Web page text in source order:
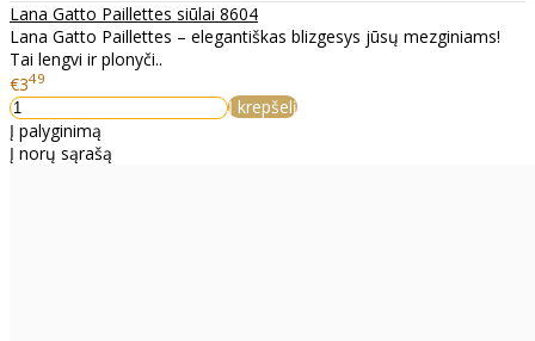
Lana Gatto Paillettes siūlai 8604
Lana Gatto Paillettes – elegantiškas blizgesys jūsų mezginiams!
Tai lengvi ir plonyči..
€349
Į krepšelį
Į palyginimą
Į norų sąrašą